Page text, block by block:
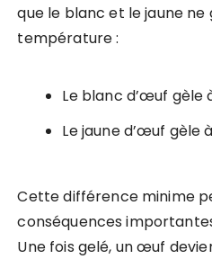
que le blanc et le jaune
température :
Le blanc d’œuf gèle
Le jaune d’œuf gèle
Cette différence minime
conséquences
Une fois gelé, un œuf